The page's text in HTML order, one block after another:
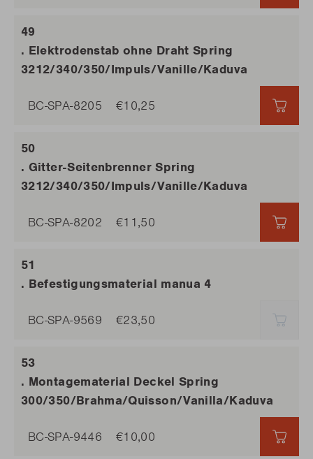
. Gitter-Seitenbrenner Spring
3212/340/350/Impuls/Vanille/Kaduva
BC-SPA-8202 €11,50
. Elektrodenstab ohne Draht Spring
3212/340/350/Impuls/Vanille/Kaduva
BC-SPA-8205 €10,25
. Montagematerial Deckel Spring
300/350/Brahma/Quisson/Vanilla/Kaduva
BC-SPA-9446 €10,00
. Befestigungsmaterial manua 4
BC-SPA-9569 €23,50